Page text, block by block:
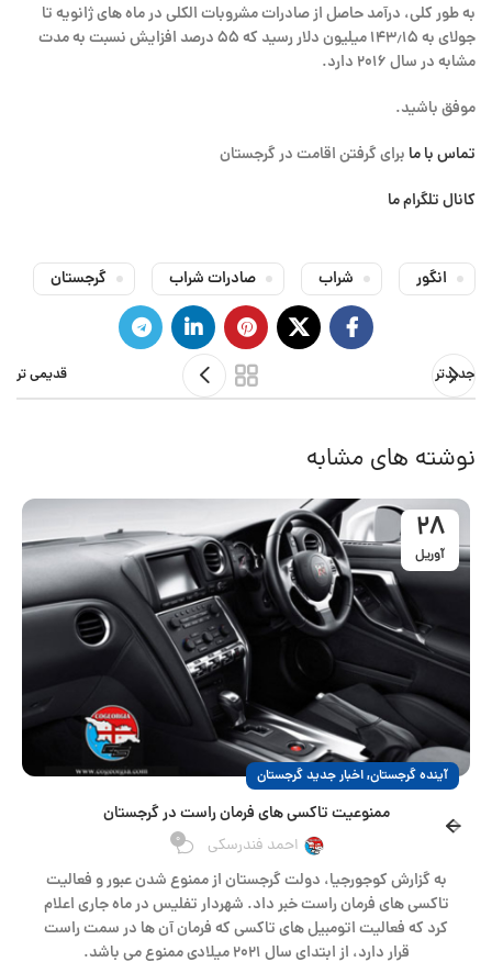
به طور کلی، درآمد حاصل از صادرات مشروبات الکلی در ماه های ژانویه تا
جولای به ۱۴۳٫۱۵ میلیون دلار رسید که ۵۵ درصد افزایش نسبت به مدت
مشابه در سال ۲۰۱۶ دارد.
موفق باشید.
تماس با ما برای گرفتن اقامت در گرجستان
کانال تلگرام ما
انگور شراب صادرات شراب گرجستان
جدیدتر قدیمی تر
نوشته های مشابه
28
آوریل
آینده گرجستان,اخبار جدید گرجستان
ممنوعیت تاکسی های فرمان راست در گرجستان
احمد فندرسکی 0
به گزارش کوجورجیا، دولت گرجستان از ممنوع شدن عبور و فعالیت
تاکسی های فرمان راست خبر داد. شهردار تفلیس در ماه جاری اعلام
کرد که فعالیت اتومبیل های تاکسی که فرمان آن ها در سمت راست
قرار دارد، از ابتدای سال ۲۰۲۱ میلادی ممنوع می باشد.